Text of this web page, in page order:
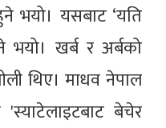
यसबाट ‘यति
भयो। खर्ब र अर्बको
थिए। माधव नेपाल
बेचेर